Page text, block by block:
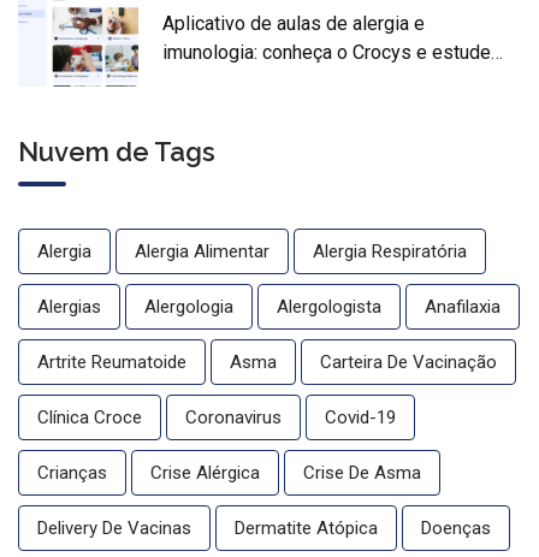
Aplicativo de aulas de alergia e
imunologia: conheça o Crocys e estude
Nuvem de Tags
Alergia Alergia Alimentar Alergia Respiratória
Alergias Alergologia Alergologista Anafilaxia
Artrite Reumatoide Asma Carteira De Vacinação
Clínica Croce Coronavirus Covid-19
Crianças Crise Alérgica Crise De Asma
Delivery De Vacinas Dermatite Atópica Doenças